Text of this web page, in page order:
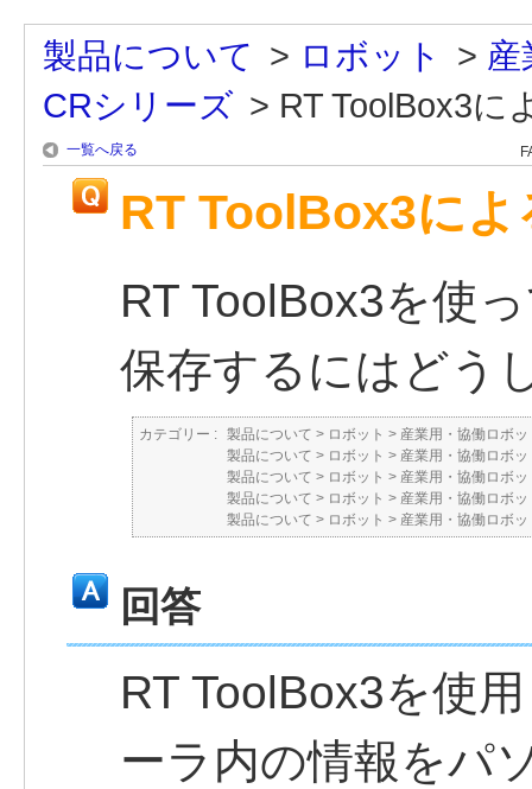
製品について > ロボット > 産
CRシリーズ > RT ToolBox3に
一覧へ戻る
RT ToolBox3によ
RT ToolBox3を使
保存するにはどう
カテゴリー : 製品について > ロボット > 産業用・協働ロボッ
製品について > ロボット > 産業用・協働ロボッ
製品について > ロボット > 産業用・協働ロボッ
製品について > ロボット > 産業用・協働ロボッ
製品について > ロボット > 産業用・協働ロボッ
回答
RT ToolBox3を使
ーラ内の情報をパ